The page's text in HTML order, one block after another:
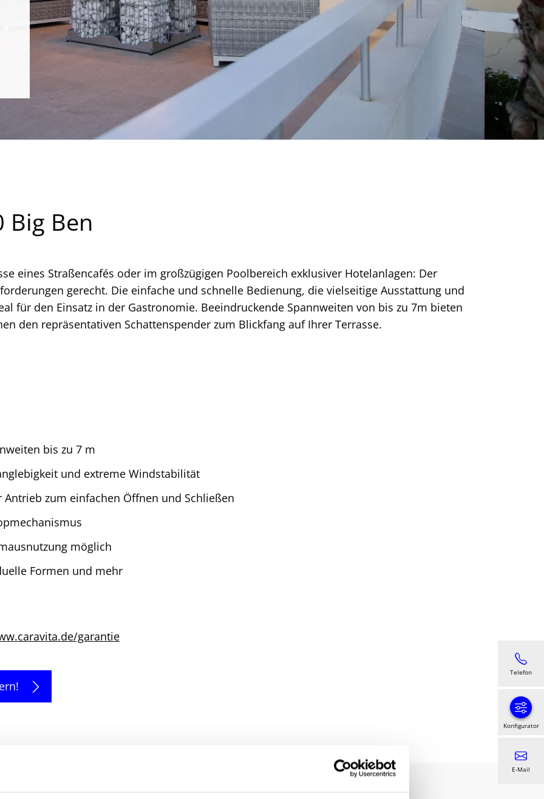
Big Ben
eines Straßencafés oder im großzügigen Poolbereich exklusiver Hotelanlagen: Der
gerecht. Die einfache und schnelle Bedienung, die vielseitige Ausstattung und
für den Einsatz in der Gastronomie. Beeindruckende Spannweiten von bis zu 7m bieten
den repräsentativen Schattenspender zum Blickfang auf Ihrer Terrasse.
bis zu 7 m
und extreme Windstabilität
zum einfachen Öffnen und Schließen
möglich
Formen und mehr
garantie
Telefon
Konfigurator
E-Mail